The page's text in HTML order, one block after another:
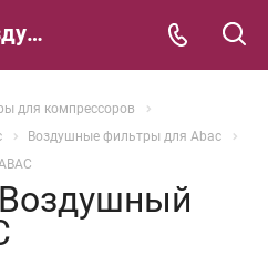
8973036912 Воздушный фильтр ABAC
для компрессоров
Воздушные фильтры для Abac